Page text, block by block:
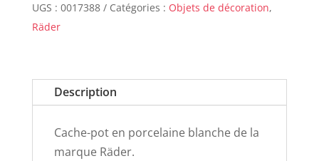
UGS : 0017388 Catégories : Objets de décoration,
Räder
Description
Cache-pot en porcelaine blanche de la
marque Räder.